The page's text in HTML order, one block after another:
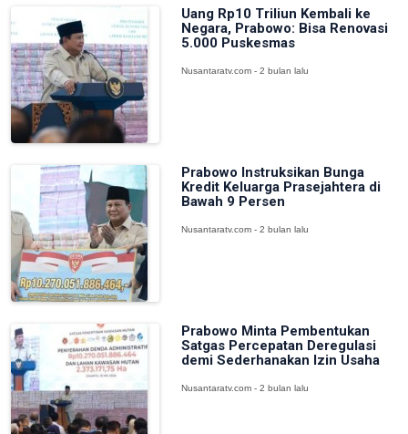
Uang Rp10 Triliun Kembali ke
Negara, Prabowo: Bisa Renovasi
5.000 Puskesmas
Nusantaratv.com - 2 bulan lalu
Prabowo Instruksikan Bunga
Kredit Keluarga Prasejahtera di
Bawah 9 Persen
Nusantaratv.com - 2 bulan lalu
Prabowo Minta Pembentukan
Satgas Percepatan Deregulasi
demi Sederhanakan Izin Usaha
Nusantaratv.com - 2 bulan lalu